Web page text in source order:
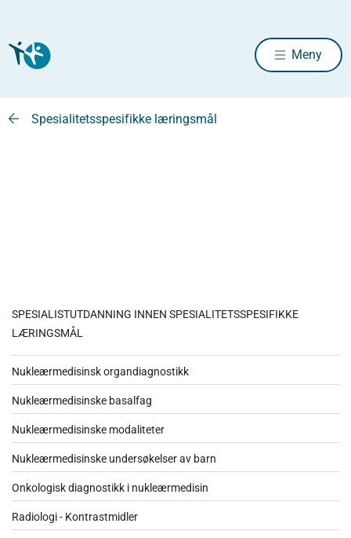
Meny
Spesialitetsspesifikke læringsmål
SPESIALISTUTDANNING INNEN SPESIALITETSSPESIFIKKE
LÆRINGSMÅL
Nukleærmedisinsk organdiagnostikk
Nukleærmedisinske basalfag
Nukleærmedisinske modaliteter
Nukleærmedisinske undersøkelser av barn
Onkologisk diagnostikk i nukleærmedisin
Radiologi - Kontrastmidler